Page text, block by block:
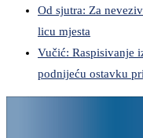
Od sjutra: Za
licu mjesta
Vučić: Raspisivanje
podnijeću ostavku